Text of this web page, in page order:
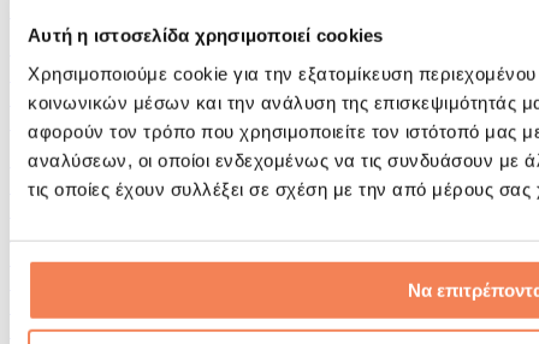
Αυτή η ιστοσελίδα χρησιμοποιεί cookies
Χρησιμοποιούμε cookie για την εξατομίκευση
κοινωνικών μέσων και την ανάλυση της επισκεψιμότητάς
αφορούν τον τρόπο που χρησιμοποιείτε τον ιστότοπό μας
αναλύσεων, οι οποίοι ενδεχομένως να τις συνδυάσουν με
τις οποίες έχουν συλλέξει σε σχέση με την από μέρους
Να
Τσάντες & σακίδια πλάτης
Τσάντες τροφίμων & αξεσουάρ
Σάκοι Γυμναστικής
Σακίδια πλάτης
Αξεσουάρ με βάση τη δραστηριότητα
Tρέξιμο
Γιόγκα & Πιλάτες
Πεζοπορία